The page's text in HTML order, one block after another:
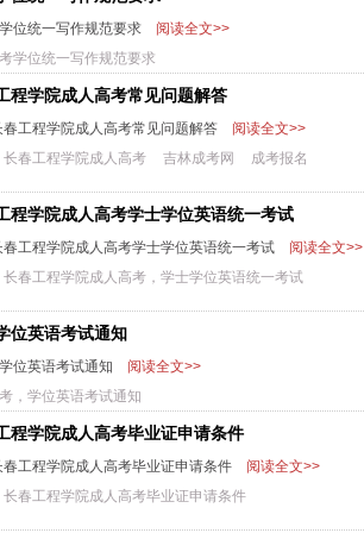
位统一写作规范要求
阅读全文>>
学位统一写作规范要求
程学院成人高考常见问题解答
春工程学院成人高考常见问题解答
阅读全文>>
长春工程学院成人高考 吉林成考网 成考报名
程学院成人高考学士学位英语统一考试
春工程学院成人高考学士学位英语统一考试
阅读全文>>
长春工程学院成人高考，学士学位英语统一考试
位英语考试通知
位英语考试通知
阅读全文>>
，学位英语考试通知
程学院成人高考毕业证申请条件
春工程学院成人高考毕业证申请条件
阅读全文>>
长春工程学院成人高考毕业证申请条件